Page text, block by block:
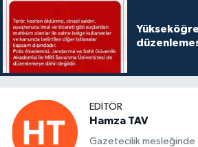
EDITÖR
Hamza TAV
Gazetecilik mesleğinde